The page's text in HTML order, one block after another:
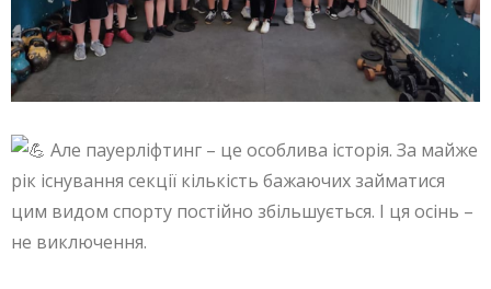
Але пауерліфтинг – це особлива історія. За майже
рік існування секції кількість бажаючих займатися
цим видом спорту постійно збільшується. І ця осінь –
не виключення.